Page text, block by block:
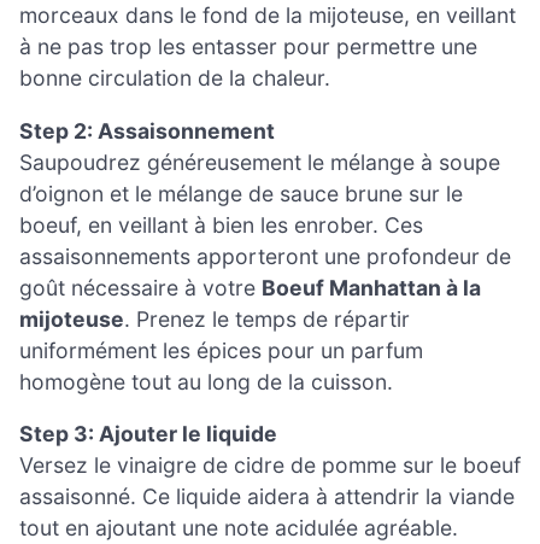
morceaux dans le fond de la mijoteuse, en veillant
à ne pas trop les entasser pour permettre une
bonne circulation de la chaleur.
Step 2: Assaisonnement
Saupoudrez généreusement le mélange à soupe
d’oignon et le mélange de sauce brune sur le
boeuf, en veillant à bien les enrober. Ces
assaisonnements apporteront une profondeur de
goût nécessaire à votre Boeuf Manhattan à la
mijoteuse. Prenez le temps de répartir
uniformément les épices pour un parfum
homogène tout au long de la cuisson.
Step 3: Ajouter le liquide
Versez le vinaigre de cidre de pomme sur le boeuf
assaisonné. Ce liquide aidera à attendrir la viande
tout en ajoutant une note acidulée agréable.